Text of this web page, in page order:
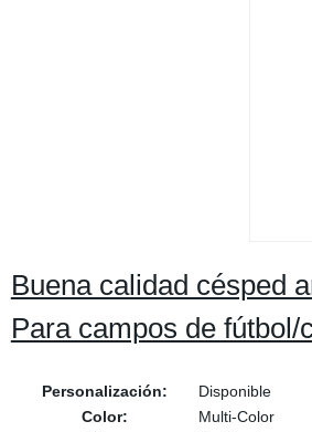
Buena calidad césped
Para campos de
Personalización:
Disponible
Color:
Multi-Color